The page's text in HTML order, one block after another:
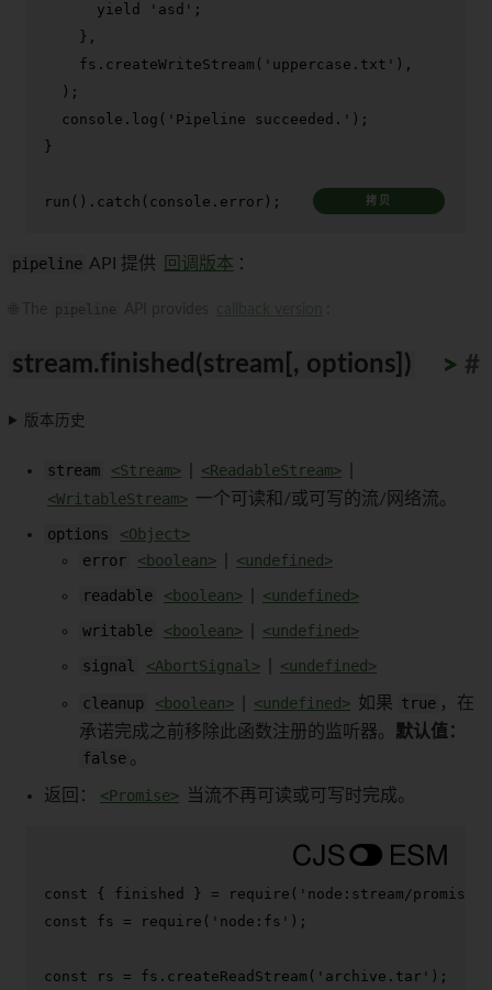
yield
'asd' ;
    },
    fs.
createWriteStream ( 'uppercase.txt' ),
  );
console . log ( 'Pipeline succeeded.' );
}
run (). catch ( console . error ); 拷贝
pipeline API 提供 回调版本 ：
stream.finished(stream[, options]) #
>
>
>
>
>
>
>
>
>
>
版本历史
stream <Stream> <ReadableStream>
<WritableStream> 一个可读和/或可写的流/网络流。
options
<Object>
error
<boolean>
<undefined>
readable
<boolean>
<undefined>
writable
<boolean>
<undefined>
signal
<AbortSignal> <undefined>
cleanup <boolean> <undefined> 如果 true ，在
承诺完成之前移除此函数注册的监听器。 默认值：
false 。
返回： <Promise> 当流不再可读或可写时完成。
const { finished } = require ( 'node:stream/promises'
const fs = require ( 'node:fs' );
const rs = fs. createReadStream ( 'archive.tar' );